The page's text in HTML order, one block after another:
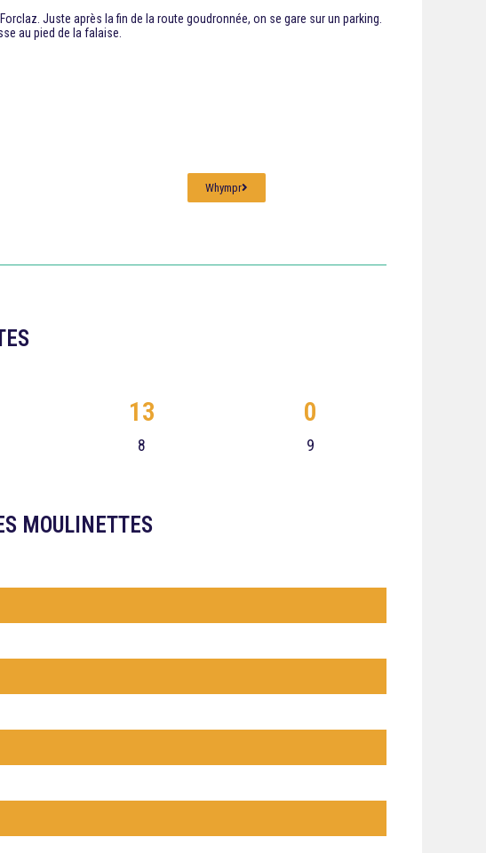
Juste après la fin de la route goudronnée, on se gare sur un parking.
au pied de la falaise.
Whympr
8
13
9
0
MOULINETTES